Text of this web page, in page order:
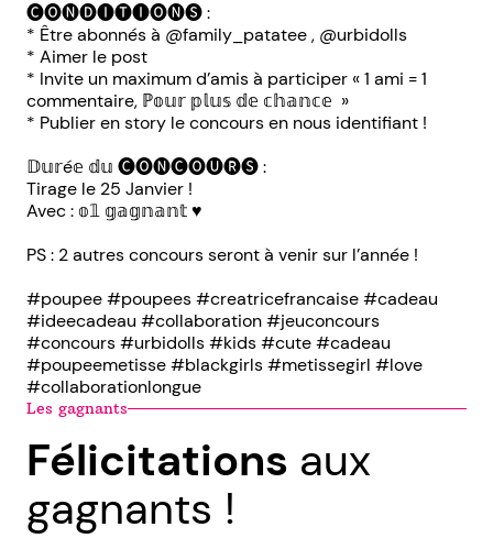
🅒🅞🅝🅓🅘🅣🅘🅞🅝🅢 :
* Être abonnés à @family_patatee , @urbidolls
* Aimer le post
* Invite un maximum d’amis à participer « 1 ami = 1
commentaire, ℙ𝕠𝕦𝕣 𝕡𝕝𝕦𝕤 𝕕𝕖 𝕔𝕙𝕒𝕟𝕔𝕖 »
* Publier en story le concours en nous identifiant !
𝔻𝕦𝕣é𝕖 𝕕𝕦 🅒🅞🅝🅒🅞🅤🅡🅢 :
Tirage le 25 Janvier !
Avec : 𝕠𝟙 𝕘𝕒𝕘𝕟𝕒𝕟𝕥 ♥
PS : 2 autres concours seront à venir sur l’année !
#poupee #poupees #creatricefrancaise #cadeau
#ideecadeau #collaboration #jeuconcours
#concours #urbidolls #kids #cute #cadeau
#poupeemetisse #blackgirls #metissegirl #love
#collaborationlongue
Les gagnants
Félicitations aux
gagnants !